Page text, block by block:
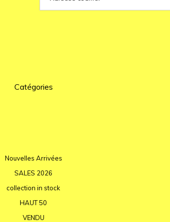
Catégories
Nouvelles Arrivées
SALES 2026
collection in stock
HAUT 50
VENDU